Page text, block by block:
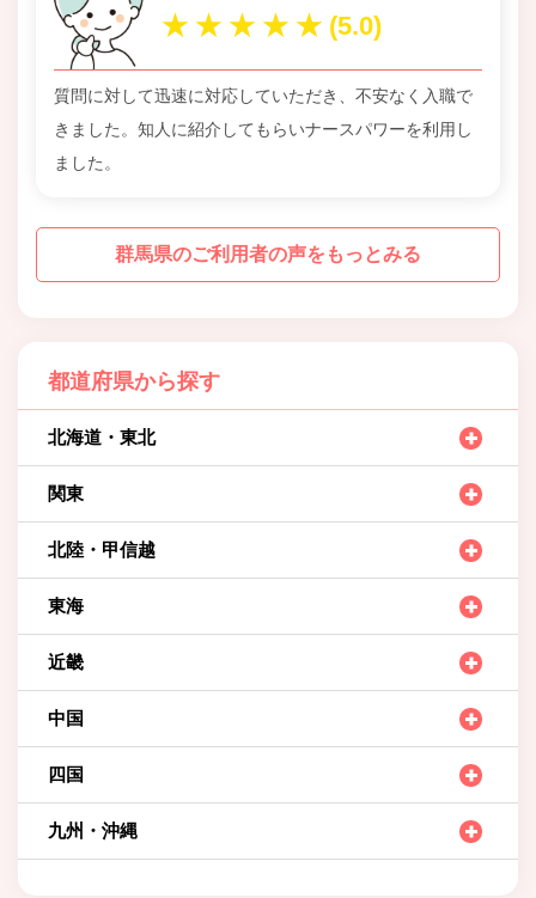
質問に対して迅速に対応していただき、不安なく入職で
きました。知人に紹介してもらいナースパワーを利用し
ました。
群馬県のご利用者の声をもっとみる
都道府県から探す
北海道・東北
関東
北陸・甲信越
東海
近畿
中国
四国
九州・沖縄